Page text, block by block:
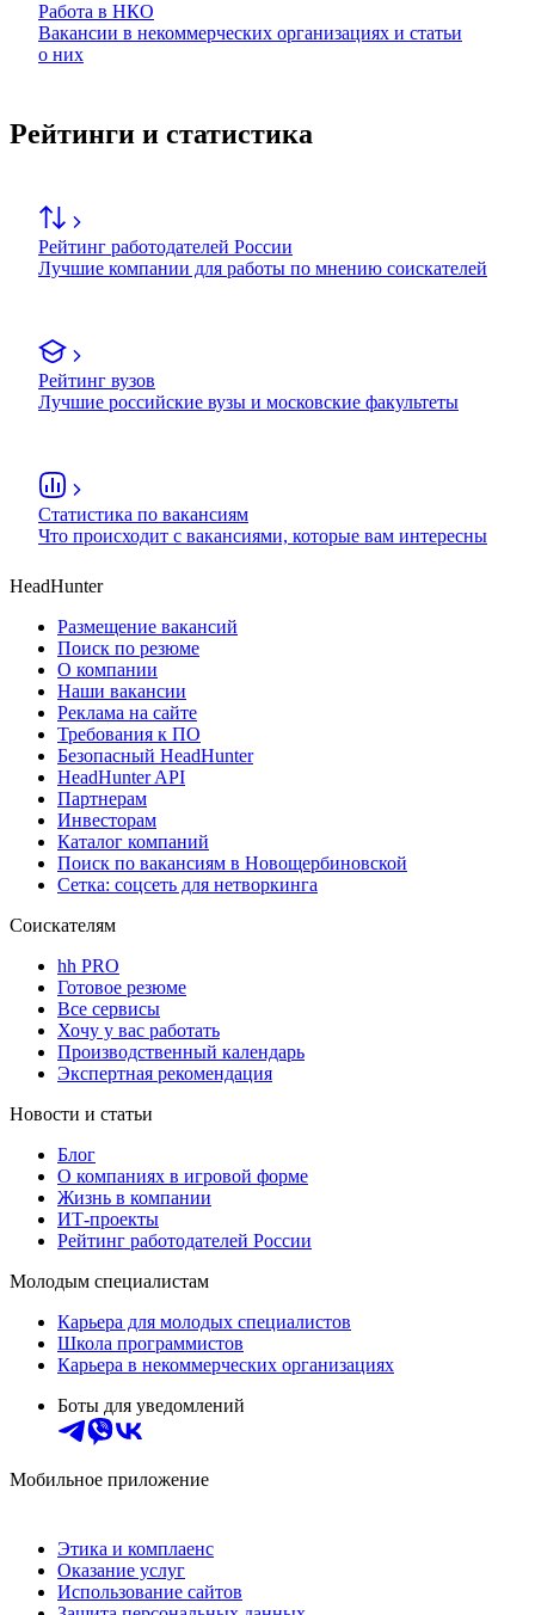
Работа в НКО
Вакансии в некоммерческих организациях и статьи
о них
Рейтинги и статистика
Рейтинг работодателей России
Лучшие компании для работы по мнению соискателей
Рейтинг вузов
Лучшие российские вузы и московские факультеты
Статистика по вакансиям
Что происходит с вакансиями, которые вам интересны
HeadHunter
Размещение вакансий
Поиск по резюме
О компании
Наши вакансии
Реклама на сайте
Требования к ПО
Безопасный HeadHunter
HeadHunter API
Партнерам
Инвесторам
Каталог компаний
Поиск по вакансиям в Новощербиновской
Сетка: соцсеть для нетворкинга
Соискателям
hh PRO
Готовое резюме
Все сервисы
Хочу у вас работать
Производственный календарь
Экспертная рекомендация
Новости и статьи
Блог
О компаниях в игровой форме
Жизнь в компании
ИТ-проекты
Рейтинг работодателей России
Молодым специалистам
Карьера для молодых специалистов
Школа программистов
Карьера в некоммерческих организациях
Боты для уведомлений
Мобильное приложение
Этика и комплаенс
Оказание услуг
Использование сайтов